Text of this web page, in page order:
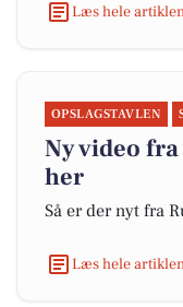
Læs hele
OPSLAGSTAVLEN
Ny video
her
Så er der nyt fra
Læs hele